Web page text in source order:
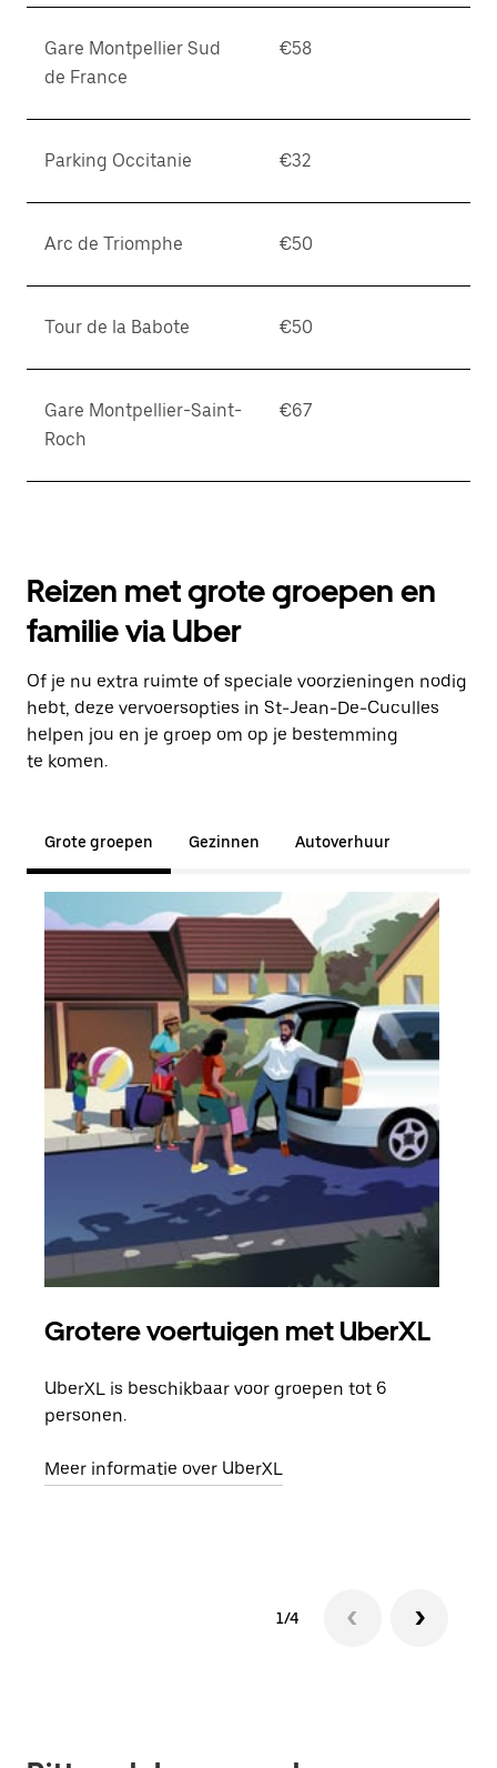
Gare Montpellier Sud
de France
€58
Parking Occitanie €32
Arc de Triomphe €50
Tour de la Babote €50
Gare Montpellier-Saint-
Roch
€67
Reizen met grote groepen en
familie via Uber
Of je nu extra ruimte of speciale voorzieningen nodig
hebt, deze vervoersopties in St-Jean-De-Cuculles
helpen jou en je groep om op je bestemming
te komen.
Grote groepen Gezinnen Autoverhuur
Grotere voertuigen met UberXL
UberXL is beschikbaar voor groepen tot 6
personen.
Meer informatie over UberXL
1/4